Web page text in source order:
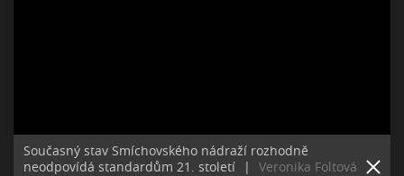
Současný stav Smíchovského nádraží rozhodně
neodpovídá standardům 21. století
| Veronika Foltová